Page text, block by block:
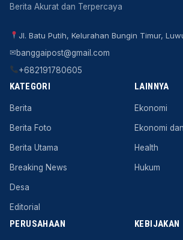
Berita Akurat dan Terpercaya
Jl. Batu Putih, Kelurahan Bungin Timur,
✉banggaipost@gmail.com
+682191780605
KATEGORI
Berita
Berita Foto
Berita Utama
Breaking News
Desa
Editorial
LAINNYA
Ekonomi
Ekonomi
Health
Hukum
PERUSAHAAN KEBIJAKAN